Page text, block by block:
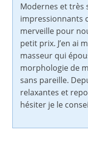
Modernes et très
impressionnants
merveille pour
petit prix. J’en ai
masseur qui
morphologie de
sans pareille.
relaxantes et
hésiter je le